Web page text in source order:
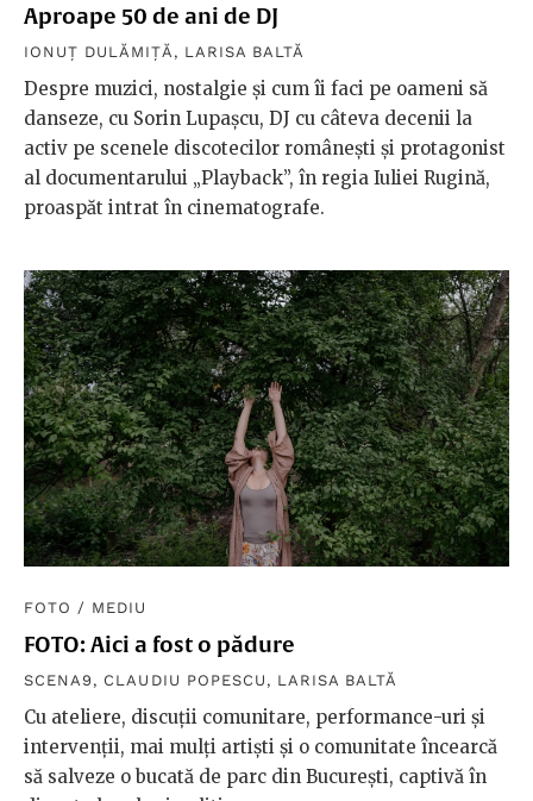
Aproape 50 de ani de DJ
IONUȚ DULĂMIȚĂ , LARISA BALTĂ
Despre muzici, nostalgie și cum îi faci pe oameni să
danseze, cu Sorin Lupașcu, DJ cu câteva decenii la
activ pe scenele discotecilor românești și protagonist
al documentarului „Playback”, în regia Iuliei Rugină,
proaspăt intrat în cinematografe.
FOTO / MEDIU
FOTO: Aici a fost o pădure
SCENA9, CLAUDIU POPESCU , LARISA BALTĂ
Cu ateliere, discuții comunitare, performance-uri și
intervenții, mai mulți artiști și o comunitate încearcă
să salveze o bucată de parc din București, captivă în